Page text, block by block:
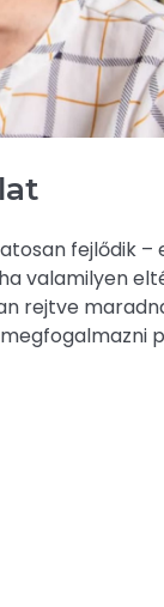
fejlődik –
valamilyen
rejtve